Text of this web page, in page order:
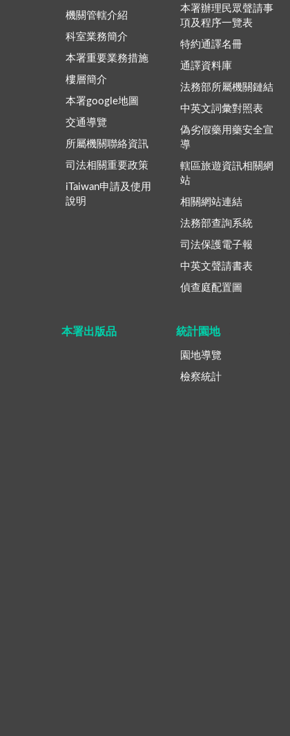
機關管轄介紹
科室業務簡介
本署重要業務措施
樓層簡介
本署google地圖
交通導覽
所屬機關聯絡資訊
司法相關重要政策
iTaiwan申請及使用
說明
本署辦理民眾聲請事
項及程序一覽表
特約通譯名冊
通譯資料庫
法務部所屬機關鏈結
中英文詞彙對照表
偽劣假藥用藥安全宣
導
轄區旅遊資訊相關網
站
相關網站連結
法務部查詢系統
司法保護電子報
中英文聲請書表
偵查庭配置圖
本署出版品 統計園地
園地導覽
檢察統計